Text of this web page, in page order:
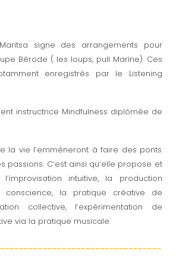
signe des arrangements pour
Bérode ( les loups, pull Marine). Ces
enregistrés par le Listening
instructrice Mindfulness diplômée de
la vie l’emmèneront à faire des ponts
passions. C’est ainsi qu’elle propose et
intuitive, la production
la pratique créative de
collective, l’expérimentation de
via la pratique musicale.